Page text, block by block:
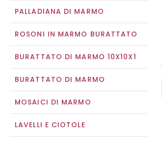
PALLADIANA DI MARMO
ROSONI IN MARMO BURATTATO
BURATTATO DI MARMO 10X10X1
BURATTATO DI MARMO
MOSAICI DI MARMO
LAVELLI E CIOTOLE